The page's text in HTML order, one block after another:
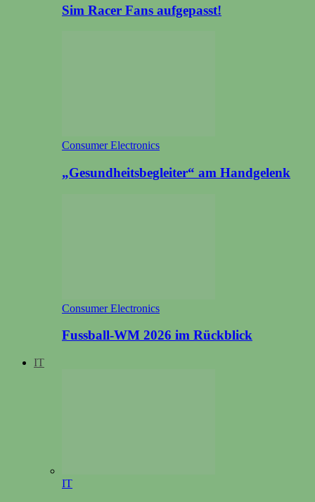
Sim Racer Fans aufgepasst!
Consumer Electronics
„Gesundheitsbegleiter“ am Handgelenk
Consumer Electronics
Fussball-WM 2026 im Rückblick
IT
IT